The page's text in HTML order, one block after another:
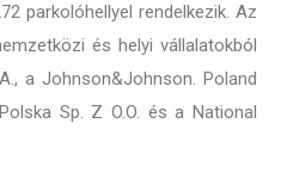
parkolóhellyel rendelkezik. Az
és helyi vállalatokból
a Johnson&Johnson. Poland
Sp. Z O.O. és a National